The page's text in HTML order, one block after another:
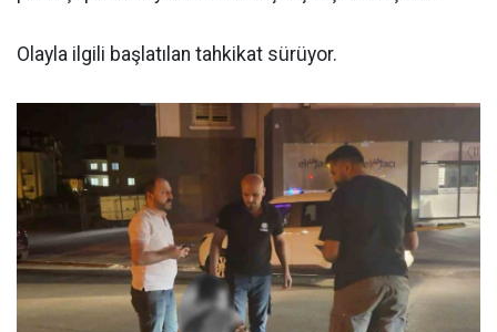
Olayla ilgili başlatılan tahkikat sürüyor.